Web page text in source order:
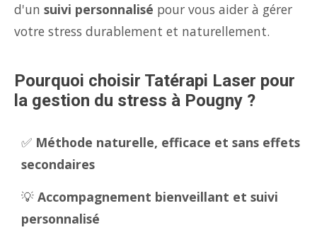
d'un suivi personnalisé pour vous aider à gérer
votre stress durablement et naturellement.
Pourquoi choisir Tatérapi Laser pour
la gestion du stress à Pougny ?
✅ Méthode naturelle, efficace et sans effets
secondaires
💡 Accompagnement bienveillant et suivi
personnalisé